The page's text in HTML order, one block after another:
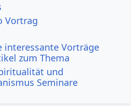
Vortrag
interessante Vorträge
zum Thema
und
Seminare